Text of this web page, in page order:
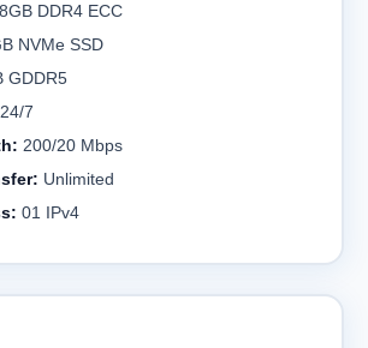
8GB DDR4 ECC
NVMe SSD
GDDR5
24/7
200/20 Mbps
Unlimited
01 IPv4